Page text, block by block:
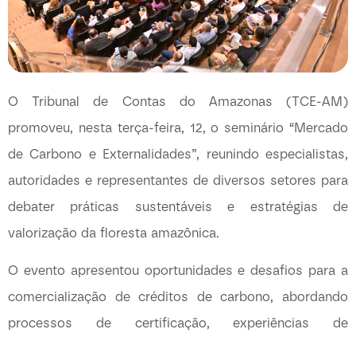
O Tribunal de Contas do Amazonas (TCE-AM)
promoveu, nesta terça-feira, 12, o seminário “Mercado
de Carbono e Externalidades”, reunindo especialistas,
autoridades e representantes de diversos setores para
debater práticas sustentáveis e estratégias de
valorização da floresta amazônica.
O evento apresentou oportunidades e desafios para a
comercialização de créditos de carbono, abordando
processos de certificação, experiências de